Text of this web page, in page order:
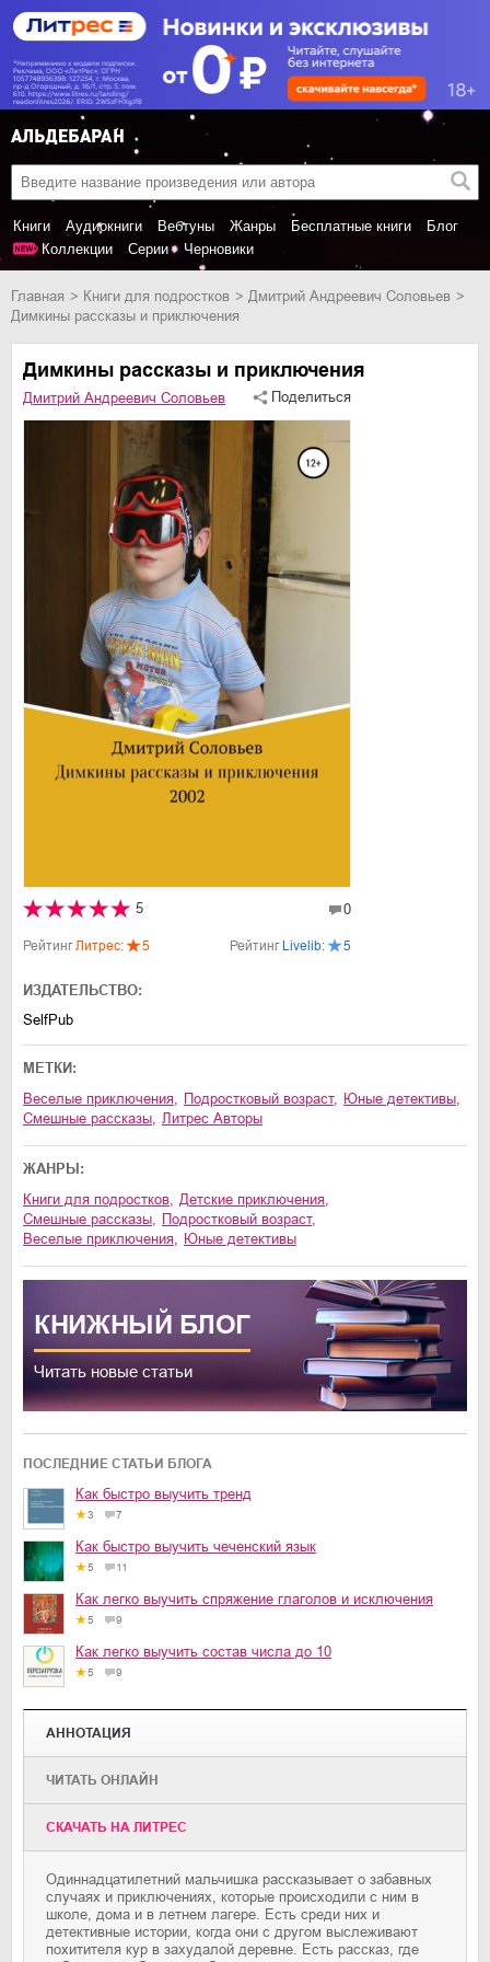
Книги Аудиокниги Вебтуны Жанры Бесплатные книги
Блог
Коллекции
Серии Черновики
Главная книги для подростков
Дмитрий Андреевич Соловьев
Димкины рассказы и приключения
Димкины рассказы и приключения
Дмитрий Андреевич Соловьев Поделиться
5 0
РейтингЛитрес: 5 Рейтинг Livelib: 5
ИЗДАТЕЛЬСТВО:
SelfPub
МЕТКИ:
веселые приключения, подростковый возраст, юные детективы,
смешные рассказы, Литрес Авторы
ЖАНРЫ:
книги для подростков, детские приключения,
смешные рассказы, подростковый возраст,
веселые приключения, юные детективы
КНИЖНЫЙ БЛОГ
Читать новые статьи
ПОСЛЕДНИЕ СТАТЬИ БЛОГА
Как быстро выучить тренд
3 7
Как быстро выучить чеченский язык
5 11
Как легко выучить спряжение глаголов и исключения
5 9
Как легко выучить состав числа до 10
5 9
АННОТАЦИЯ
ЧИТАТЬ ОНЛАЙН
CКАЧАТЬ НА ЛИТРЕС
Одиннадцатилетний мальчишка рассказывает о забавных
случаях и приключениях, которые происходили с ним в
школе, дома и в летнем лагере. Есть среди них и
детективные истории, когда они с другом выслеживают
похитителя кур в захудалой деревне. Есть рассказ, где